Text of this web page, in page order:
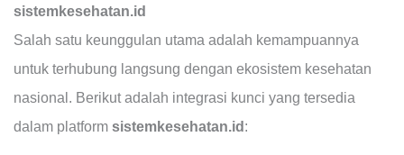
sistemkesehatan.id
Salah satu keunggulan utama adalah kemampuannya
untuk terhubung langsung dengan ekosistem kesehatan
nasional. Berikut adalah integrasi kunci yang tersedia
dalam platform sistemkesehatan.id :